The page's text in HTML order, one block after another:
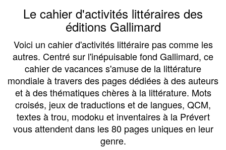
Le cahier d'activités littéraires des
éditions Gallimard
Voici un cahier d'activités littéraire pas comme les
autres. Centré sur l'inépuisable fond Gallimard, ce
cahier de vacances s'amuse de la littérature
mondiale à travers des pages dédiées à des auteurs
et à des thématiques chères à la littérature. Mots
croisés, jeux de traductions et de langues, QCM,
textes à trou, modoku et inventaires à la Prévert
vous attendent dans les 80 pages uniques en leur
genre.